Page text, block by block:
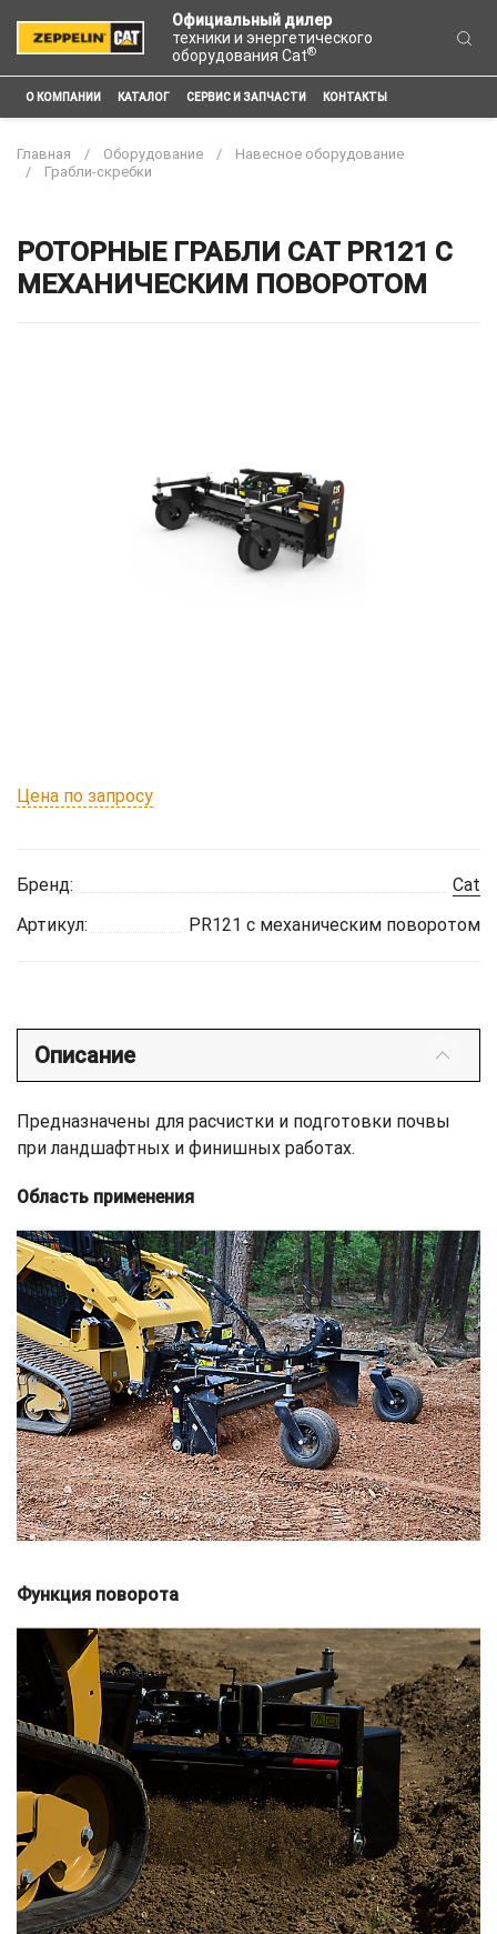
Официальный дилер
техники и энергетического
оборудования Cat®
О КОМПАНИИ КАТАЛОГ СЕРВИС И ЗАПЧАСТИ КОНТАКТЫ
Главная Оборудование
Навесное оборудование
Грабли-скребки
РОТОРНЫЕ ГРАБЛИ CAT PR121 С
МЕХАНИЧЕСКИМ ПОВОРОТОМ
Цена по запросу
Бренд:
Cat
Артикул:
PR121 с механическим поворотом
Описание
Предназначены для расчистки и подготовки почвы
при ландшафтных и финишных работах.
Область применения
Функция поворота